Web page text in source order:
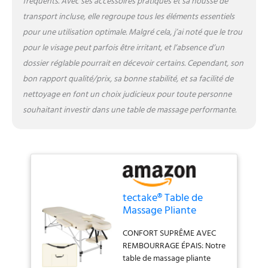
massage, reiki ou tatouage
une véritable invitation à la
détente. SIMPLICITÉ ET
RAPIDITÉ D'USAGE: Notre
table massage pliante
professionnelle se plie
rapidement, vous
permettant un rangement
peu encombrant et un
recouverts assurent une
stabilité sans faille, tandis
que le faible poids du cadre
en aluminium facilite le
les professionnels de
l'esthétique, du tatouage et
de la relaxation. DURABILITÉ
transport incluse, elle regroupe tous les éléments essentiels
pour une utilisation optimale. Malgré cela, j’ai noté que le trou
pour le visage peut parfois être irritant, et l’absence d’un
dossier réglable pourrait en décevoir certains. Cependant, son
bon rapport qualité/prix, sa bonne stabilité, et sa facilité de
nettoyage en font un choix judicieux pour toute personne
souhaitant investir dans une table de massage performante.
tectake® Table de
Massage Pliante
Zones Aluminium
Cosmetique Lit de
Massage Table
CONFORT SUPRÊME AVEC
REMBOURRAGE ÉPAIS: Notre
table de massage pliante